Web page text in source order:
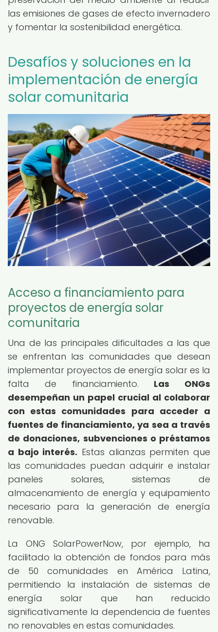
las emisiones de gases de efecto invernadero
y fomentar la sostenibilidad energética.
Desafíos y soluciones en la
implementación de energía
solar comunitaria
Acceso a financiamiento para
proyectos de energía solar
comunitaria
Una de las principales dificultades a las que
se enfrentan las comunidades que desean
implementar proyectos de energía solar es la
falta de financiamiento. Las ONGs
desempeñan un papel crucial al colaborar
con estas comunidades para acceder a
fuentes de financiamiento, ya sea a través
de donaciones, subvenciones o préstamos
a bajo interés. Estas alianzas permiten que
las comunidades puedan adquirir e instalar
paneles solares, sistemas de
almacenamiento de energía y equipamiento
necesario para la generación de energía
renovable.
La ONG SolarPowerNow, por ejemplo, ha
facilitado la obtención de fondos para más
de 50 comunidades en América Latina,
permitiendo la instalación de sistemas de
energía solar que han reducido
significativamente la dependencia de fuentes
no renovables en estas comunidades.